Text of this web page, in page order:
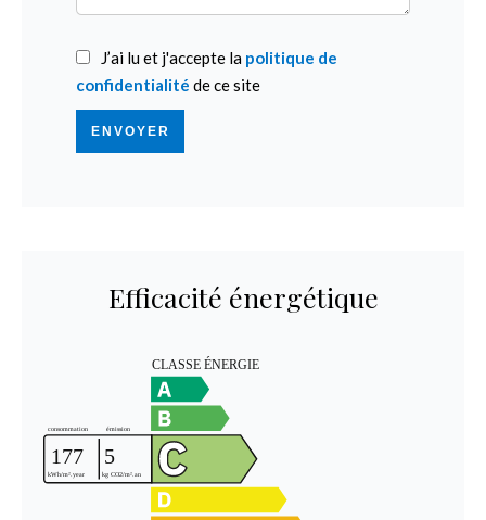
J’ai lu et j'accepte la politique de
confidentialité de ce site
ENVOYER
Efficacité énergétique